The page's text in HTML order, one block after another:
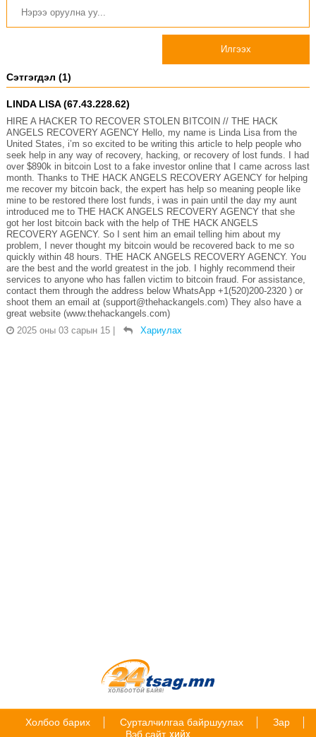
Илгээх
Сэтгэгдэл (1)
LINDA LISA (67.43.228.62)
HIRE A HACKER TO RECOVER STOLEN BITCOIN // THE HACK
ANGELS RECOVERY AGENCY Hello, my name is Linda Lisa from the
United States, i’m so excited to be writing this article to help people who
seek help in any way of recovery, hacking, or recovery of lost funds. I had
over $890k in bitcoin Lost to a fake investor online that I came across last
month. Thanks to THE HACK ANGELS RECOVERY AGENCY for helping
me recover my bitcoin back, the expert has help so meaning people like
mine to be restored there lost funds, i was in pain until the day my aunt
introduced me to THE HACK ANGELS RECOVERY AGENCY that she
got her lost bitcoin back with the help of THE HACK ANGELS
RECOVERY AGENCY. So I sent him an email telling him about my
problem, I never thought my bitcoin would be recovered back to me so
quickly within 48 hours. THE HACK ANGELS RECOVERY AGENCY. You
are the best and the world greatest in the job. I highly recommend their
services to anyone who has fallen victim to bitcoin fraud. For assistance,
contact them through the address below WhatsApp +1(520)200-2320 ) or
shoot them an email at (support@thehackangels.com) They also have a
great website (www.thehackangels.com)
2025 оны 03 сарын 15
Хариулах
Холбоо барих Сурталчилгаа байршуулах
Зар
Вэб сайт хийх